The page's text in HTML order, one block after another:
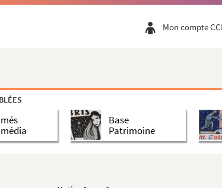
Mon compte
Base
Patrimoine